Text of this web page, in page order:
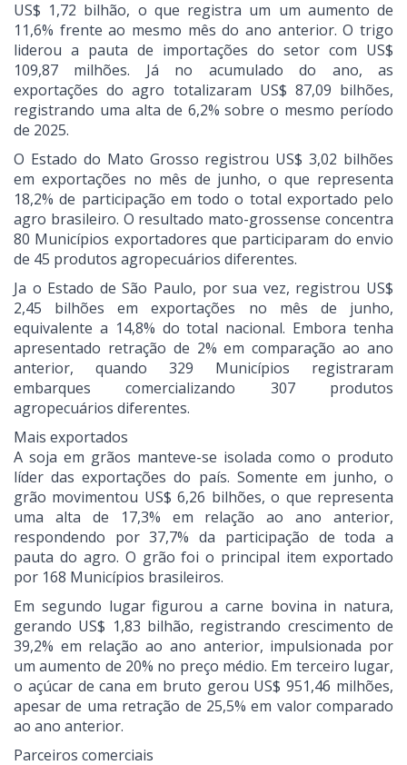
US$ 1,72 bilhão, o que registra um um aumento de
11,6% frente ao mesmo mês do ano anterior. O trigo
liderou a pauta de importações do setor com US$
109,87 milhões. Já no acumulado do ano, as
exportações do agro totalizaram US$ 87,09 bilhões,
registrando uma alta de 6,2% sobre o mesmo período
de 2025.
O Estado do Mato Grosso registrou US$ 3,02 bilhões
em exportações no mês de junho, o que representa
18,2% de participação em todo o total exportado pelo
agro brasileiro. O resultado mato-grossense concentra
80 Municípios exportadores que participaram do envio
de 45 produtos agropecuários diferentes.
Ja o Estado de São Paulo, por sua vez, registrou US$
2,45 bilhões em exportações no mês de junho,
equivalente a 14,8% do total nacional. Embora tenha
apresentado retração de 2% em comparação ao ano
anterior, quando 329 Municípios registraram
embarques comercializando 307 produtos
agropecuários diferentes.
Mais exportados
A soja em grãos manteve-se isolada como o produto
líder das exportações do país. Somente em junho, o
grão movimentou US$ 6,26 bilhões, o que representa
uma alta de 17,3% em relação ao ano anterior,
respondendo por 37,7% da participação de toda a
pauta do agro. O grão foi o principal item exportado
por 168 Municípios brasileiros.
Em segundo lugar figurou a carne bovina in natura,
gerando US$ 1,83 bilhão, registrando crescimento de
39,2% em relação ao ano anterior, impulsionada por
um aumento de 20% no preço médio. Em terceiro lugar,
o açúcar de cana em bruto gerou US$ 951,46 milhões,
apesar de uma retração de 25,5% em valor comparado
ao ano anterior.
Parceiros comerciais